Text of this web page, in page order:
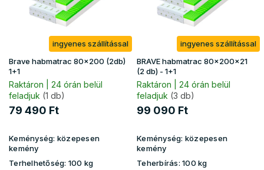
i
s
t
á
j
ingyenes szállítással
Brave habmatrac 80x200 (2db)
1+1
Raktáron | 24 órán belül
feladjuk (1 db)
79 490 Ft
Keménység: közepesen
kemény
Terhelhetőség: 100 kg
ingyenes szállítással
BRAVE habmatrac 80x200x21
(2 db) - 1+1
Raktáron | 24 órán belül
feladjuk (3 db)
99 090 Ft
Keménység: közepesen
kemény
Teherbírás: 100 kg